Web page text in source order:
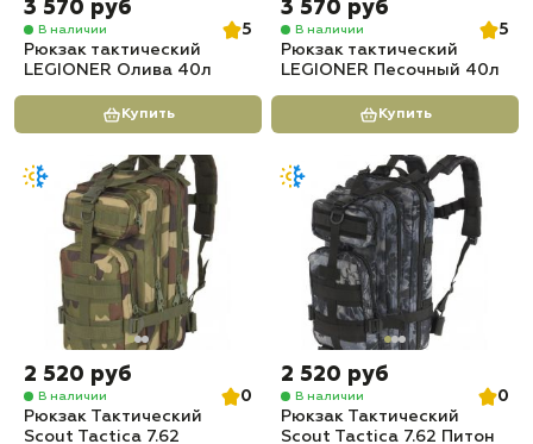
3 570 руб
В наличии
5
Рюкзак тактический
LEGIONER Олива 40л
Купить
3 570 руб
В наличии
5
Рюкзак тактический
LEGIONER Песочный 40л
Купить
2 520 руб
В наличии
0
Рюкзак Тактический
Scout Tactica 7.62
2 520 руб
В наличии
0
Рюкзак Тактический
Scout Tactica 7.62 Питон